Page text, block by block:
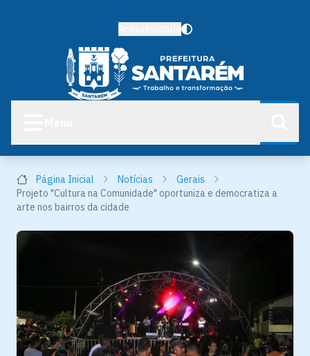
Página Inicial Notícias
Gerais
Projeto "Cultura na Comunidade" oportuniza e democratiza a
arte nos bairros da cidade